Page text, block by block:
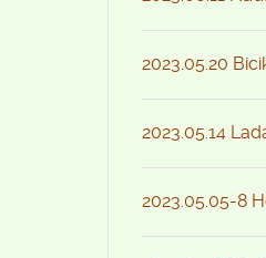
2023.05.20
2023.05.14
2023.05.05-8